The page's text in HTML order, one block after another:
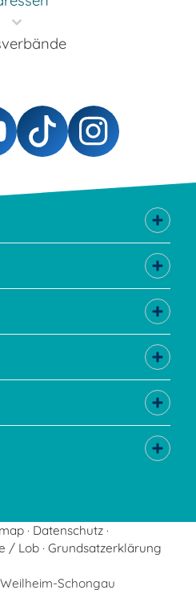
Datenschutz
/ Lob Grundsatzerklärung
Schongau